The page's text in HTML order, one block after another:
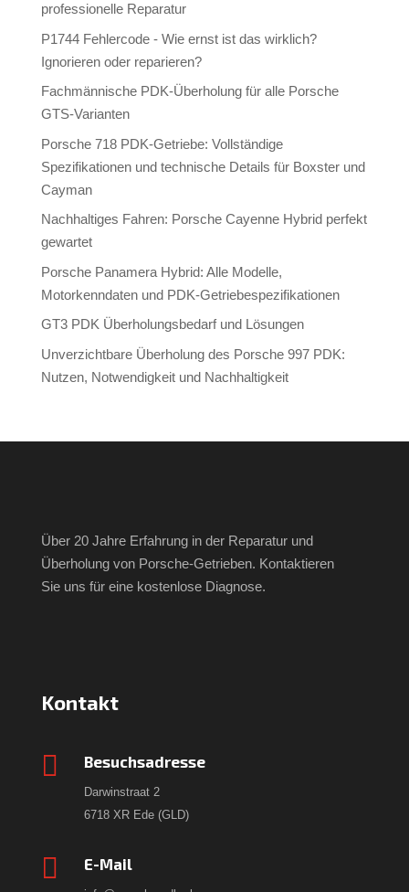
professionelle Reparatur
P1744 Fehlercode - Wie ernst ist das wirklich?
Ignorieren oder reparieren?
Fachmännische PDK-Überholung für alle Porsche
GTS-Varianten
Porsche 718 PDK-Getriebe: Vollständige
Spezifikationen und technische Details für Boxster und
Cayman
Nachhaltiges Fahren: Porsche Cayenne Hybrid perfekt
gewartet
Porsche Panamera Hybrid: Alle Modelle,
Motorkenndaten und PDK-Getriebespezifikationen
GT3 PDK Überholungsbedarf und Lösungen
Unverzichtbare Überholung des Porsche 997 PDK:
Nutzen, Notwendigkeit und Nachhaltigkeit
Über 20 Jahre Erfahrung in der Reparatur und
Überholung von Porsche-Getrieben. Kontaktieren
Sie uns für eine kostenlose Diagnose.
Kontakt
 Besuchsadresse
Darwinstraat 2
6718 XR Ede (GLD)
 E-Mail